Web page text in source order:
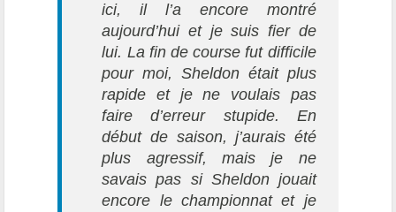
ici, il l’a encore montré
aujourd’hui et je suis fier de
lui. La fin de course fut difficile
pour moi, Sheldon était plus
rapide et je ne voulais pas
faire d’erreur stupide. En
début de saison, j’aurais été
plus agressif, mais je ne
savais pas si Sheldon jouait
encore le championnat et je